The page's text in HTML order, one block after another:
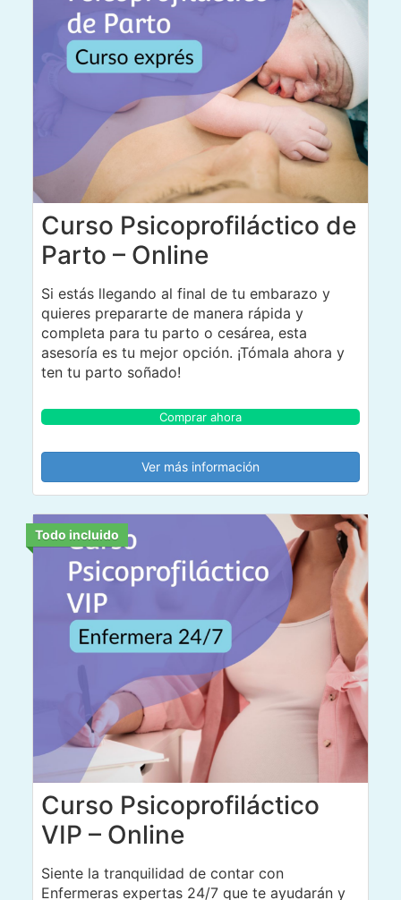
Curso Psicoprofiláctico de
Parto – Online
Si estás llegando al final de tu embarazo y
quieres prepararte de manera rápida y
completa para tu parto o cesárea, esta
asesoría es tu mejor opción. ¡Tómala ahora y
ten tu parto soñado!
Comprar ahora
Ver más información
Todo incluido
Curso Psicoprofiláctico
VIP – Online
Siente la tranquilidad de contar con
Enfermeras expertas 24/7 que te ayudarán y